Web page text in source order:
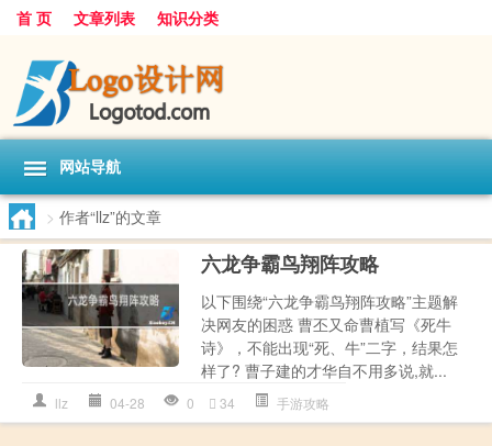
首 页 文章列表 知识分类
网站导航
> 作者“llz”的文章
六龙争霸鸟翔阵攻略
以下围绕“六龙争霸鸟翔阵攻略”主题解
决网友的困惑 曹丕又命曹植写《死牛
诗》，不能出现“死、牛”二字，结果怎
样了? 曹子建的才华自不用多说,就...
llz 04-28 0 34 手游攻略